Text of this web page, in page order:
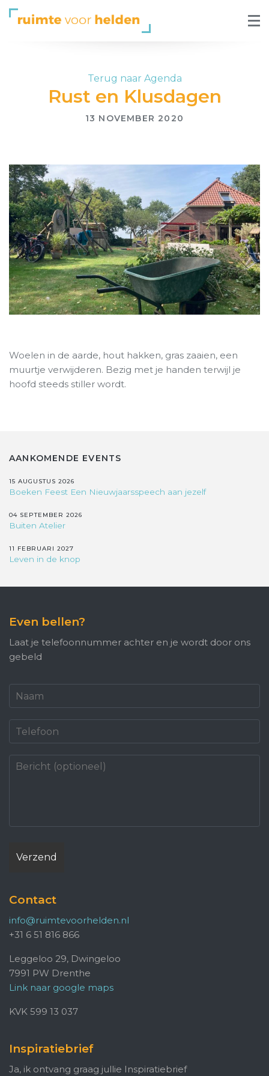
Terug naar Agenda
Rust en Klusdagen
13 NOVEMBER 2020
Woelen in de aarde, hout hakken, gras zaaien, een
muurtje verwijderen. Bezig met je handen terwijl je
hoofd steeds stiller wordt.
AANKOMENDE EVENTS
15 AUGUSTUS 2026
Boeken Feest Een Nieuwjaarsspeech aan jezelf
04 SEPTEMBER 2026
Buiten Atelier
11 FEBRUARI 2027
Leven in de knop
Even bellen?
Laat je telefoonnummer achter en je wordt door ons
gebeld
Contact
info@ruimtevoorhelden.nl
+31 6 51 816 866
Leggeloo 29, Dwingeloo
7991 PW Drenthe
Link naar google maps
KVK 599 13 037
Inspiratiebrief
Ja, ik ontvang graag jullie Inspiratiebrief